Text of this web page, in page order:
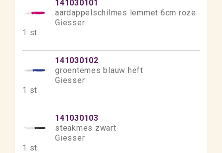
141030101
aardappelschilmes lemmet 6cm roze
Giesser
1 st
141030102
groentemes blauw heft
Giesser
1 st
141030103
steakmes zwart
Giesser
1 st